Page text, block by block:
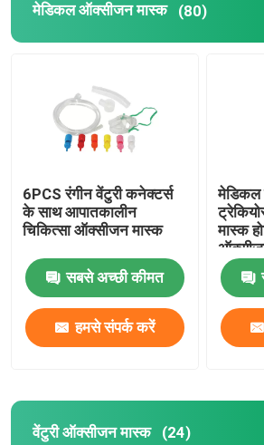
चिकित्सा उपभोग्य
मेडिकल ऑक्सीजन मास्क (80)
6PCS रंगीन वेंटुरी कनेक्टर्स
के साथ आपातकालीन
चिकित्सा ऑक्सीजन मास्क
सबसे अच्छी कीमत
हमसे संपर्क करें
मेडिकल
मास्क
वेंटुरी ऑक्सीजन मास्क (24)